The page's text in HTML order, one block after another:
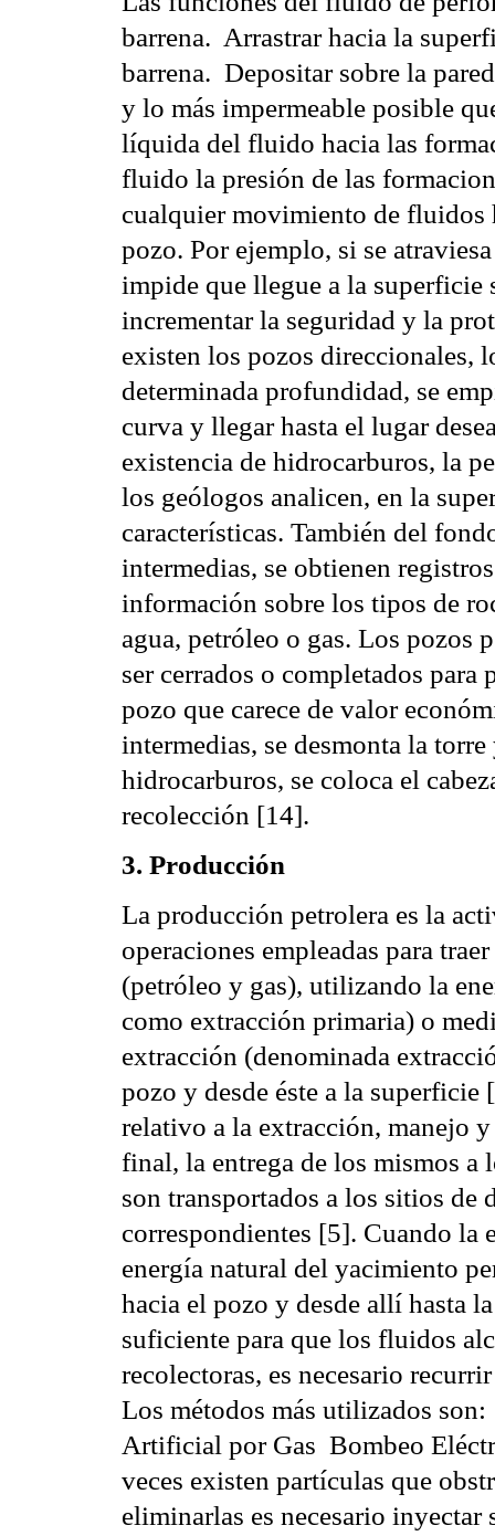
barrena.  Arrastrar hacia la
barrena.  Depositar sobre la
y lo más impermeable posible
líquida del fluido hacia las
fluido la presión de las
cualquier movimiento de fluidos
pozo. Por ejemplo, si se
impide que llegue a la
incrementar la seguridad y la
existen los pozos direccionales,
determinada profundidad, se
curva y llegar hasta el lugar
existencia de hidrocarburos, la
los geólogos analicen, en la
características. También del
intermedias, se obtienen
información sobre los tipos de
agua, petróleo o gas. Los pozos
ser cerrados o completados
pozo que carece de valor
intermedias, se desmonta la
hidrocarburos, se coloca el
recolección [14].
3. Producción
La producción petrolera es la
operaciones empleadas para
(petróleo y gas), utilizando la
como extracción primaria) o
extracción (denominada
pozo y desde éste a la
relativo a la extracción, manejo
final, la entrega de los mismos a
son transportados a los sitios
correspondientes [5]. Cuando la
energía natural del yacimiento
hacia el pozo y desde allí hasta
suficiente para que los fluidos
recolectoras, es necesario
Los métodos más utilizados son:
Artificial por Gas  Bombeo
veces existen partículas que
eliminarlas es necesario